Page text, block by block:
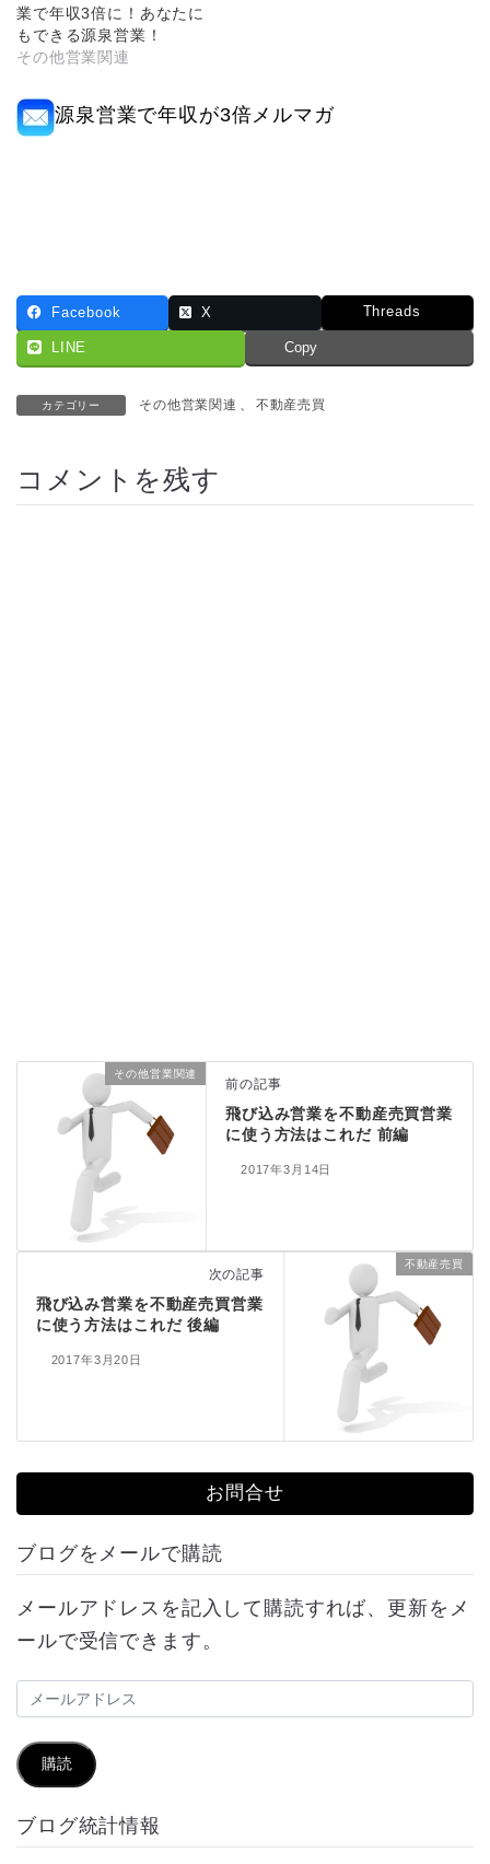
業で年収3倍に！あなたに
もできる源泉営業！
その他営業関連
源泉営業で年収が3倍メルマガ
Facebook X Threads
LINE Copy
カテゴリー その他営業関連 、 不動産売買
コメントを残す
その他営業関連
前の記事
飛び込み営業を不動産売買営業
に使う方法はこれだ 前編
2017年3月14日
不動産売買
次の記事
飛び込み営業を不動産売買営業
に使う方法はこれだ 後編
2017年3月20日
お問合せ
ブログをメールで購読
メールアドレスを記入して購読すれば、更新をメ
ールで受信できます。
メ
ル
ア
ド
購読
ブログ統計情報